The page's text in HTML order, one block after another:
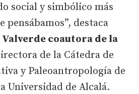
social y simbólico más
pensábamos”, destaca
coautora de la
de la Cátedra de
y Paleoantropología de
Universidad de Alcalá.